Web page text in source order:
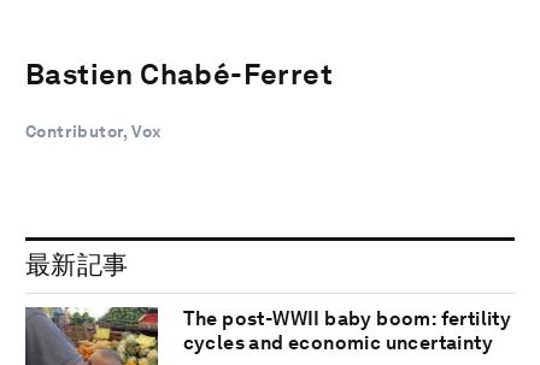
Bastien Chabé-Ferret
Contributor, Vox
最新記事
The post-WWII baby boom: fertility
cycles and economic uncertainty